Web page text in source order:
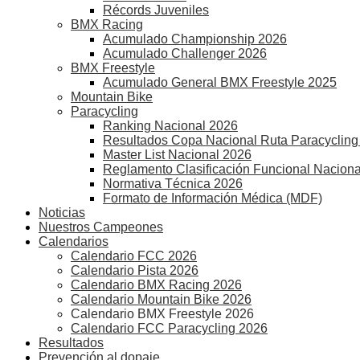
Récords Juveniles
BMX Racing
Acumulado Championship 2026
Acumulado Challenger 2026
BMX Freestyle
Acumulado General BMX Freestyle 2025
Mountain Bike
Paracycling
Ranking Nacional 2026
Resultados Copa Nacional Ruta
Master List Nacional 2026
Reglamento Clasificación Funcional Nacional
Normativa Técnica 2026
Formato de Información Médica (MDF)
Noticias
Nuestros Campeones
Calendarios
Calendario FCC 2026
Calendario Pista 2026
Calendario BMX Racing 2026
Calendario Mountain Bike 2026
Calendario BMX Freestyle 2026
Calendario FCC Paracycling 2026
Resultados
Prevención al dopaje